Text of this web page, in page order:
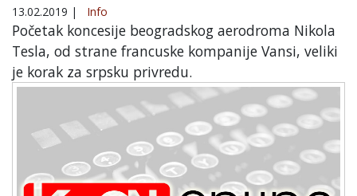
13.02.2019 | Info
Početak koncesije beogradskog aerodroma Nikola
Tesla, od strane francuske kompanije Vansi, veliki
je korak za srpsku privredu.